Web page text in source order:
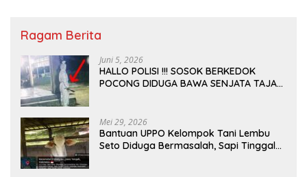
Ragam Berita
Juni 5, 2026
HALLO POLISI !!! SOSOK BERKEDOK
POCONG DIDUGA BAWA SENJATA TAJAM
Mei 29, 2026
Bantuan UPPO Kelompok Tani Lembu
Seto Diduga Bermasalah, Sapi Tinggal